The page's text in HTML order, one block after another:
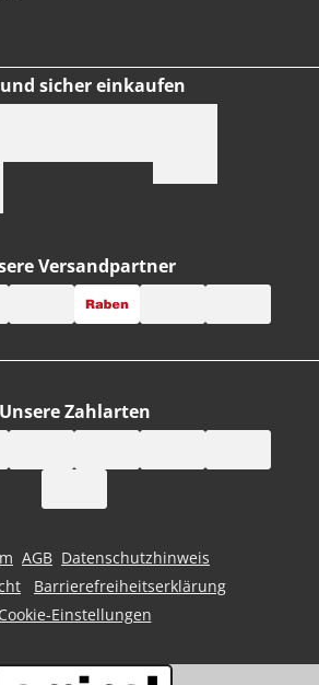
sicher einkaufen
Unsere Zahlarten
Versandpartner
AGB Datenschutzhinweis
Barrierefreiheitserklärung
Cookie-Einstellungen